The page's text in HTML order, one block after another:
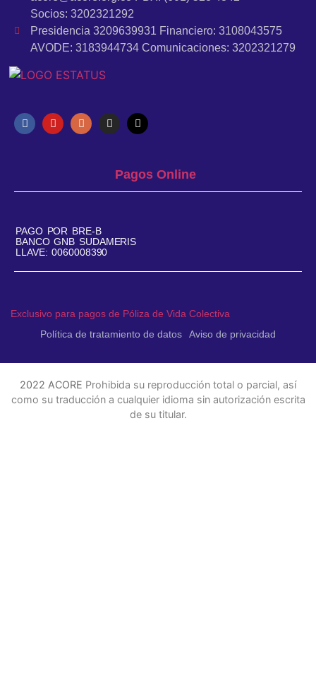
Socios: 3202321292
Presidencia 3209639931 Financiero: 3108043575
AVODE: 3183944734 Comunicaciones: 3202321279
Pagos Online
PAGO POR BRE-B
BANCO GNB SUDAMERIS
LLAVE: 0060008390
Exclusivo para pagos de Póliza de Vida Colectiva
Política de tratamiento de datos
Aviso de privacidad
2022 ACORE Prohibida su reproducción total o parcial, así
como su traducción a cualquier idioma sin autorización escrita
de su titular.